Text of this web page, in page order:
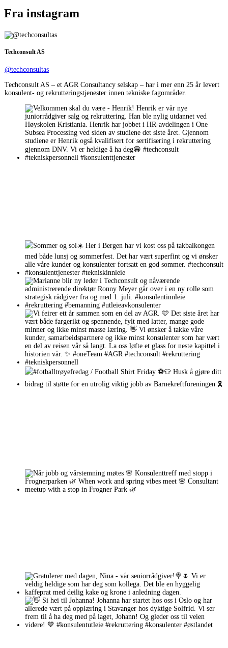
Fra instagram
Techconsult AS
@techconsultas
Techconsult AS – et AGR Consultancy selskap – har i mer enn 25 år levert
konsulent- og rekrutteringstjenester innen tekniske fagområder.